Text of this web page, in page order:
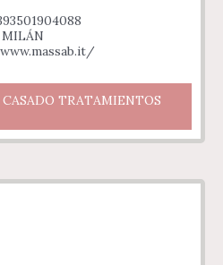
MILÁN
TRATAMIENTOS